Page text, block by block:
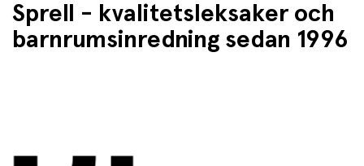
Sprell - kvalitetsleksaker och
barnrumsinredning sedan 1996